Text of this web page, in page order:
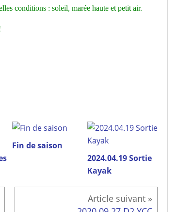
conditions : soleil, marée haute et petit air.
Fin de saison
2024.04.19 Sortie
Kayak